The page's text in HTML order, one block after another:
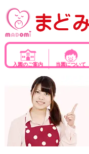
入園のご案内 当園について